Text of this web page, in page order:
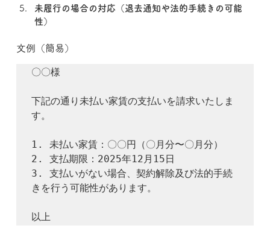
未履行の場合の対応（退去通知や法的手続きの可能
性）
文例（簡易）
〇〇様
下記の通り未払い家賃の支払いを請求いたしま
す。
1. 未払い家賃：〇〇円（〇月分〜〇月分）
2. 支払期限：2025年12月15日
3. 支払いがない場合、契約解除及び法的手続
きを行う可能性があります。